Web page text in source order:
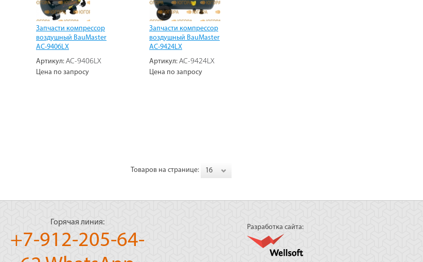
Запчасти компрессор
воздушный BauMaster
AC-9406LX
Артикул: AC-9406LX
Цена по запросу
Запчасти компрессор
воздушный BauMaster
AC-9424LX
Артикул: AC-9424LX
Цена по запросу
Товаров на странице: 16
Разработка сайта:
Горячая линия:
+7-912-205-64-